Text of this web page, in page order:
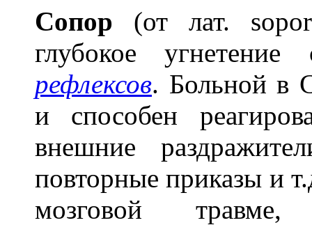
Сопор (от лат.
глубокое
рефлексов. Больной в
и способен
внешние
повторные приказы и
мозговой травме,